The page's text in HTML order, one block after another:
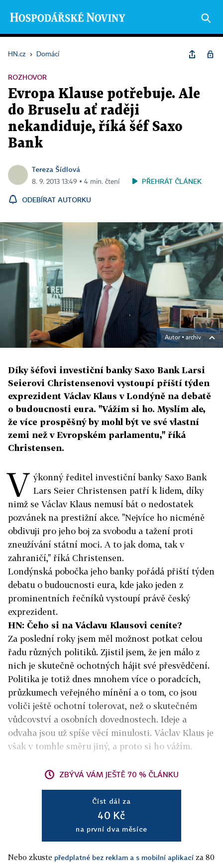
HN.cz › Domácí
ROZHOVOR
Evropa Klause potřebuje. Ale
do Bruselu ať raději
nekandiduje, říká šéf Saxo
Bank
Tereza Šídlová
8. 9. 2013 13:49 ▪ 4 min. čtení PŘEHRÁT ČLÁNEK
ODEBÍRAT AUTORKU
Autor ▪archiv
Díky šéfovi investiční banky Saxo Bank Larsi
Seierovi Christensenovi vystoupí příští týden
exprezident Václav Klaus v Londýně na debatě
o budoucnosti eura. "Vážím si ho. Myslím ale,
že více prospěšný by mohl být ve své vlastní
zemi než v Evropském parlamentu," říká
Christensen.
V ýkonný ředitel investiční banky Saxo Bank
Lars Seier Christensen patří k lidem, díky
nimž se Václav Klaus nemusí bát o nedostatek
pozvánek na prestižní akce. "Nejvíce ho nicméně
obdivuji pro jeho boj za svobodu a tažení proti
zneužívání státní moci. A to jak doma, tak v
zahraničí," říká Christensen.
Londýnská pobočka jeho banky pořádá přiští týden
debatu o budoucnosti eura, kde jako jeden z
prominentních řečníků vystoupí právě český
exprezident.
HN: Čeho si na Václavu Klausovi ceníte?
Za poslední roky jsem měl možnost potkat celou
řadu různých politiků. Zjistil jsem, že jen málo z
nich je skutečně ochotných hájit své přesvědčení.
Politika je totiž dnes mnohem více o poradcích,
průzkumech veřejného mínění a o tom, co jsou
voliči ještě ochotní tolerovat, než o skutečném
vůdcovství a osobních dovednostech. Ideje a
odvaha jsou už spíše věcí minulosti. Václav Klaus je
však v tomhle směru jiný, a proto si ho vážím.
ZBÝVÁ VÁM JEŠTĚ 70 % ČLÁNKU
Číst dál za
40 Kč
na první dva měsíce
Nebo zkuste předplatné bez reklam a s mobilní aplikací za 80